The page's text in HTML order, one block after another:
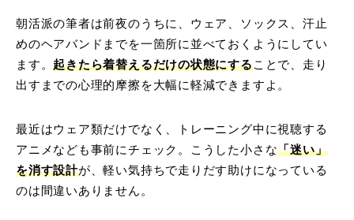
朝活派の筆者は前夜のうちに、ウェア、ソックス、汗止
めのヘアバンドまでを一箇所に並べておくようにしてい
ます。起きたら着替えるだけの状態にすることで、走り
出すまでの心理的摩擦を大幅に軽減できますよ。
最近はウェア類だけでなく、トレーニング中に視聴する
アニメなども事前にチェック。こうした小さな「迷い」
を消す設計が、軽い気持ちで走りだす助けになっている
のは間違いありません。